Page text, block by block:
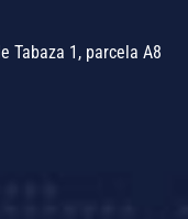
Tabaza 1, parcela A8